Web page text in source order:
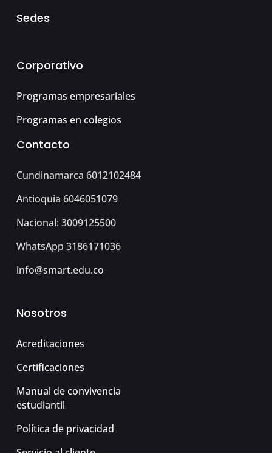
Sedes
Corporativo
Programas empresariales
Programas en colegios
Contacto
Cundinamarca 6012102484
Antioquia 6046051079
Nacional: 3009125500
WhatsApp 3186171036
info@smart.edu.co
Nosotros
Acreditaciones
Certificaciones
Manual de convivencia
estudiantil
Política de privacidad